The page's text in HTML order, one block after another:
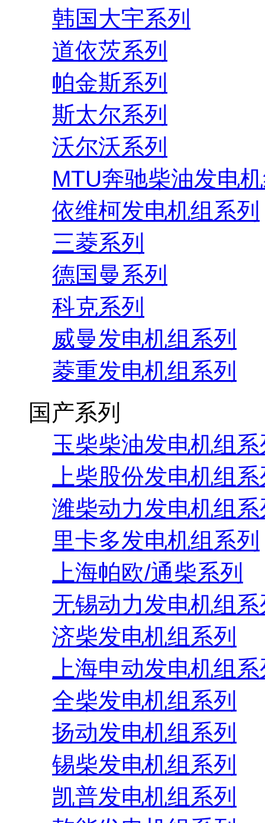
韩国大宇系列
道依茨系列
帕金斯系列
斯太尔系列
沃尔沃系列
MTU奔驰柴油发电
依维柯发电机组系列
三菱系列
德国曼系列
科克系列
威曼发电机组系列
菱重发电机组系列
国产系列
玉柴柴油发电机组系
上柴股份发电机组
潍柴动力发电机组系
里卡多发电机组系列
上海帕欧/通柴系列
无锡动力发电机组系
济柴发电机组系列
上海申动发电机组
全柴发电机组系列
扬动发电机组系列
锡柴发电机组系列
凯普发电机组系列